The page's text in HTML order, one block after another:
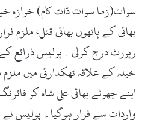
سوات(زما سوات ڈاٹ کام) خوازہ
بھائی کے ہاتھوں بھائی قتل، ملزم
رپورٹ درج کرلی۔ پولیس ذرائع
خیلہ کے علاقہ ٹھکدارئی میں
اپنے چھوٹے بھائی علی شاہ کو
واردات سے فرار ہوگیا۔ پولیس نے